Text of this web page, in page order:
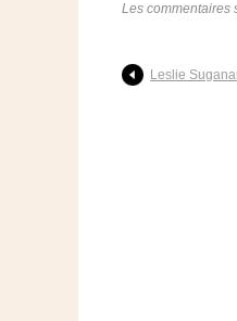
Les commentaires
Leslie